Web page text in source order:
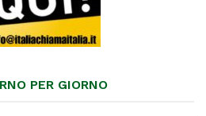
PER GIORNO